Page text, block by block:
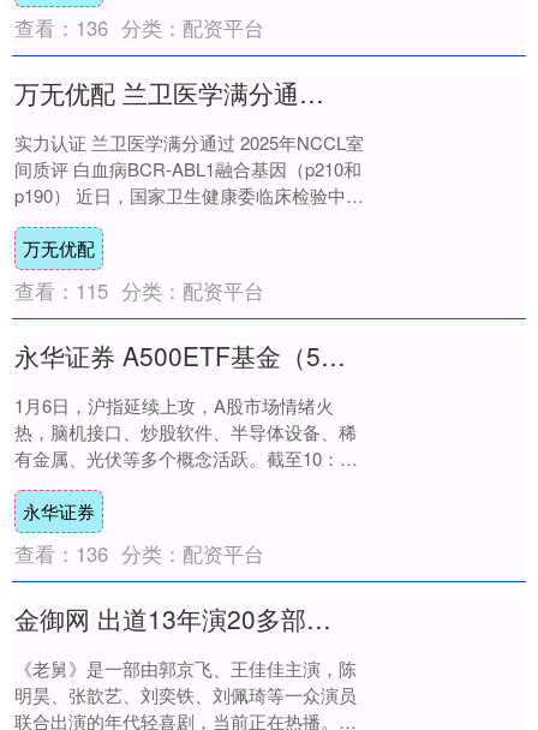
查看： 136 分类： 配资平台
万无优配 兰卫医学满分通过2025年NCCL“白血病BCR-ABL1融合基因（p210和p190）检测”室间质评
实力认证 兰卫医学满分通过 2025年NCCL室
间质评 白血病BCR-ABL1融合基因（p210和
p190） 近日，国家卫生健康委临床检验中心
（NCCL）发布了....
万无优配
查看： 115 分类： 配资平台
永华证券 A500ETF基金（512050）涨超1%，高盛：2026年建议高配中国股票
1月6日，沪指延续上攻，A股市场情绪火
热，脑机接口、炒股软件、半导体设备、稀
有金属、光伏等多个概念活跃。截至10：
02，A500ETF基金(512050)涨1.....
永华证券
查看： 136 分类： 配资平台
金御网 出道13年演20多部剧无人识，37岁他凭《老舅》无台词角色一跪封神
《老舅》是一部由郭京飞、王佳佳主演，陈
明昊、张歆艺、刘奕铁、刘佩琦等一众演员
联合出演的年代轻喜剧，当前正在热播。剧